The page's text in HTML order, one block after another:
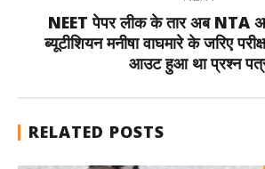
NEET पेपर लीक के तार अब NTA
ब्यूटीशियन मनीषा वाघमारे के जरिए
आउट हुआ था प्रश्न
RELATED POSTS